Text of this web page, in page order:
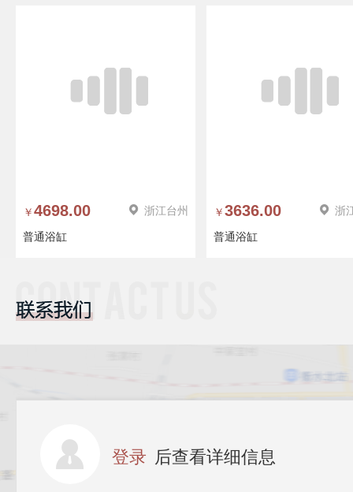
￥2295.00
浙江台州
普通浴缸
￥4698.00
浙江
普通浴缸
登录 后查看详细信息